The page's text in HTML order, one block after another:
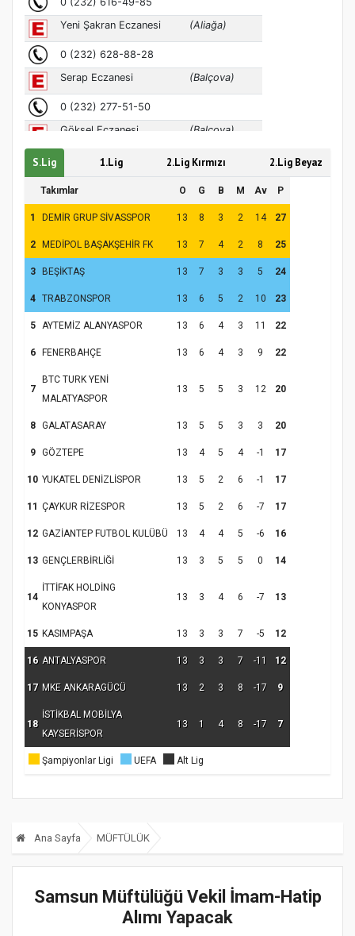
S.Lig 1.Lig 2.Lig Kırmızı 2.Lig Beyaz
Takımlar O G B M Av P
1 DEMİR GRUP SİVASSPOR 13 8 3 2 14 27
2 MEDİPOL BAŞAKŞEHİR FK 13 7 4 2 8 25
3 BEŞİKTAŞ 13 7 3 3 5 24
4 TRABZONSPOR 13 6 5 2 10 23
5 AYTEMİZ ALANYASPOR 13 6 4 3 11 22
6 FENERBAHÇE 13 6 4 3 9 22
7
BTC TURK YENİ
MALATYASPOR
13 5 5 3 12 20
8 GALATASARAY 13 5 5 3 3 20
9 GÖZTEPE 13 4 5 4 -1 17
10 YUKATEL DENİZLİSPOR 13 5 2 6 -1 17
11 ÇAYKUR RİZESPOR 13 5 2 6 -7 17
12 GAZİANTEP FUTBOL KULÜBÜ 13 4 4 5 -6 16
13 GENÇLERBİRLİĞİ 13 3 5 5 0 14
14
İTTİFAK HOLDİNG
KONYASPOR
13 3 4 6 -7 13
15 KASIMPAŞA 13 3 3 7 -5 12
16 ANTALYASPOR 13 3 3 7 -11 12
17 MKE ANKARAGÜCÜ 13 2 3 8 -17 9
18
İSTİKBAL MOBİLYA
KAYSERİSPOR
13 1 4 8 -17 7
Şampiyonlar Ligi UEFA Alt Lig
Ana Sayfa MÜFTÜLÜK
Samsun Müftülüğü Vekil İmam-Hatip
Alımı Yapacak